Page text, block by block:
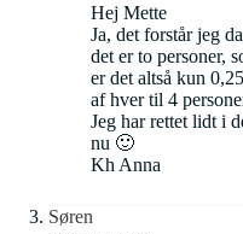
Hej Mette
Ja, det forstår jeg
det er to personer,
er det altså kun
af hver til 4
Jeg har rettet lidt i
nu 🙂
Kh Anna
Søren